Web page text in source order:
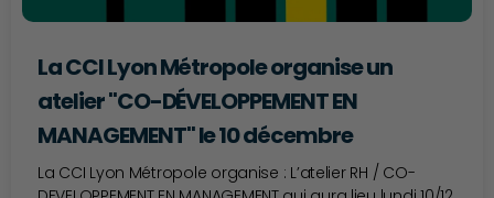
La CCI Lyon Métropole organise un
atelier "CO-DÉVELOPPEMENT EN
MANAGEMENT" le 10 décembre
La CCI Lyon Métropole organise : L’atelier RH / CO-